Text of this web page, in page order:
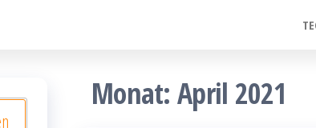
Monat: April 2021